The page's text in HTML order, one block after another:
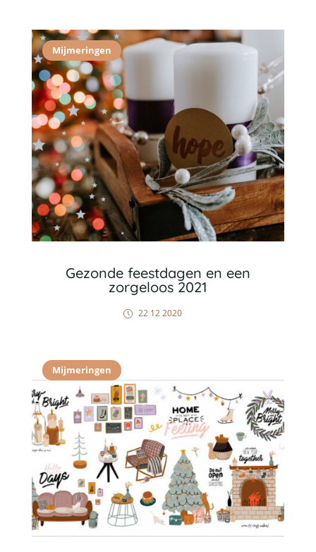
Mijmeringen
Gezonde feestdagen en een
zorgeloos 2021
22 12 2020
Mijmeringen